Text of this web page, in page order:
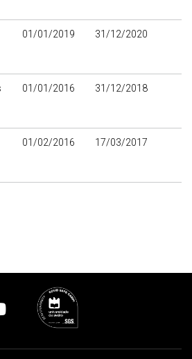
01/01/2019 31/12/2020
01/01/2016 31/12/2018
01/02/2016 17/03/2017